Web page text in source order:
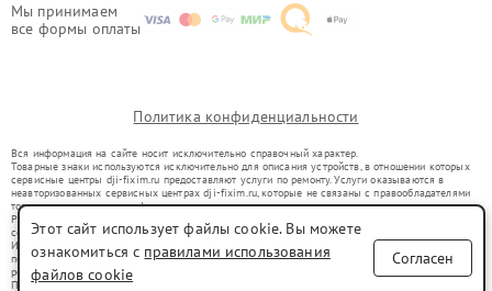
Мы принимаем
все формы оплаты
Политика конфиденциальности
Вся информация на сайте носит исключительно справочный характер.
Товарные знаки используются исключительно для описания устройств, в отношении которых
сервисные центры dji-fixim.ru предоставляют услуги по ремонту. Услуги оказываются в
неавторизованных сервисных центрах dji-fixim.ru, которые не связаны с правообладателями
товарных знаков или их официальными представителями.
Ремонт осуществляется для устройств, уже введенных в гражданский оборот в соответствии
со статьей 1487 ГК РФ.
Использование товарных знаков не преследует цели индивидуализации услуг или введения
потребителей в заблуждение, а служит для информирования о предоставляемых услугах по
ремонту техники указанных брендов.
Представленная на сайте информация не является публичной офертой, определяемой
Этот сайт использует файлы cookie. Вы можете
ознакомиться с правилами использования
файлов cookie
Согласен